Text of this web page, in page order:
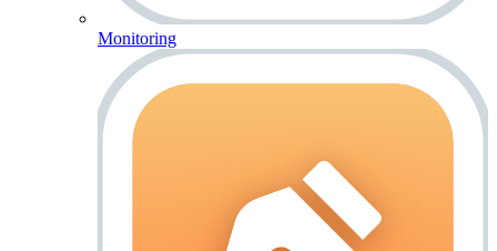
Monitoring